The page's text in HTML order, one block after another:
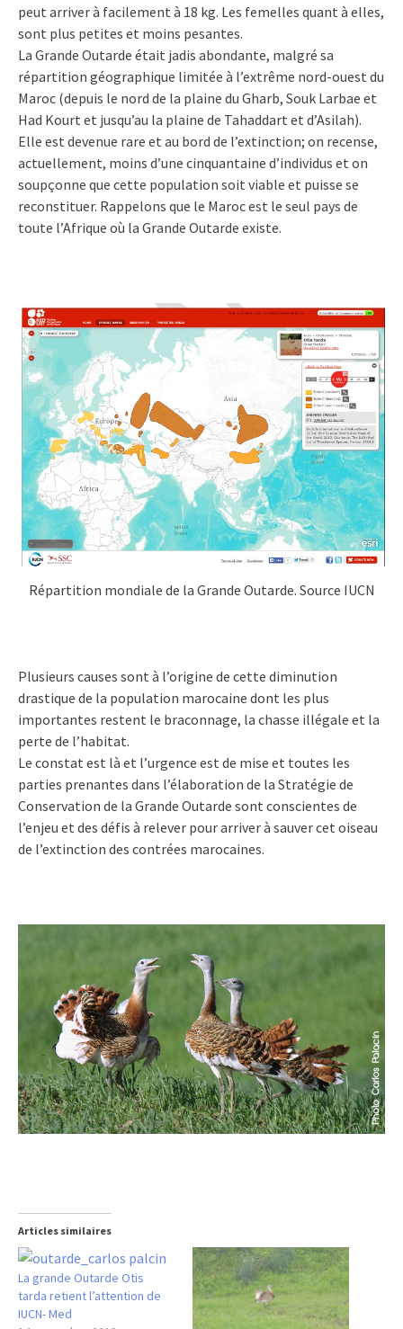
peut arriver à facilement à 18 kg. Les femelles quant à elles,
sont plus petites et moins pesantes.
La Grande Outarde était jadis abondante, malgré sa
répartition géographique limitée à l’extrême nord-ouest du
Maroc (depuis le nord de la plaine du Gharb, Souk Larbae et
Had Kourt et jusqu’au la plaine de Tahaddart et d’Asilah).
Elle est devenue rare et au bord de l’extinction; on recense,
actuellement, moins d’une cinquantaine d’individus et on
soupçonne que cette population soit viable et puisse se
reconstituer. Rappelons que le Maroc est le seul pays de
toute l’Afrique où la Grande Outarde existe.
Répartition mondiale de la Grande Outarde. Source IUCN
Plusieurs causes sont à l’origine de cette diminution
drastique de la population marocaine dont les plus
importantes restent le braconnage, la chasse illégale et la
perte de l’habitat.
Le constat est là et l’urgence est de mise et toutes les
parties prenantes dans l’élaboration de la Stratégie de
Conservation de la Grande Outarde sont conscientes de
l’enjeu et des défis à relever pour arriver à sauver cet oiseau
de l’extinction des contrées marocaines.
Articles similaires
La grande Outarde Otis
tarda retient l’attention de
IUCN- Med